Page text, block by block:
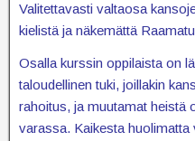
Valitettavasti valtaosa
kielistä ja näkemättä
Osalla kurssin oppilaista on
taloudellinen tuki, joillakin
rahoitus, ja muutamat heistä
varassa. Kaikesta huolimatta